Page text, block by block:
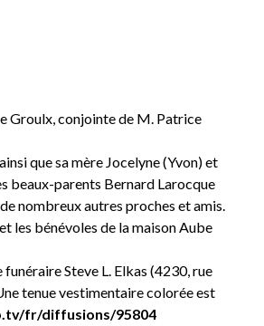
Groulx, conjointe de M. Patrice
que sa mère Jocelyne (Yvon) et
beaux-parents Bernard Larocque
nombreux autres proches et amis.
les bénévoles de la maison Aube
Steve L. Elkas (4230, rue
tenue vestimentaire colorée est
fr/diffusions/95804